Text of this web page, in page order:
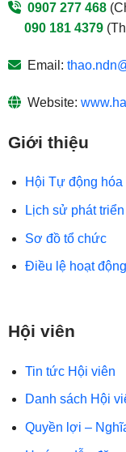
0907 277 468
090 181 4379
Email:
Website:
Giới thiệu
Hội Tự động hóa
Lịch sử phát triển
Sơ đồ tổ chức
Điều lệ hoạt động
Hội viên
Tin tức Hội viên
Danh sách Hội
Quyền lợi –